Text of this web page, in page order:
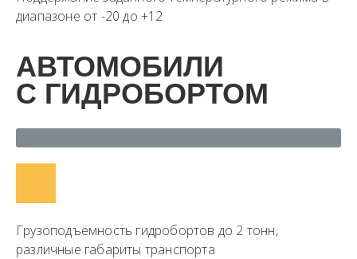
диапазоне от -20 до +12
АВТОМОБИЛИ
С ГИДРОБОРТОМ
Грузоподъёмность гидробортов до 2 тонн,
различные габариты транспорта